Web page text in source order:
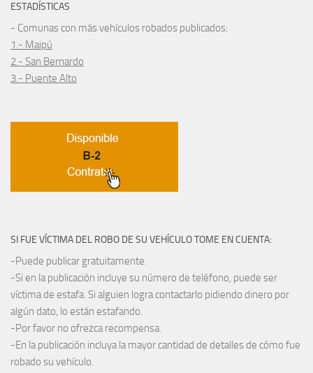
ESTADÍSTICAS
- Comunas con más vehículos robados publicados:
1.- Maipú
2.- San Bernardo
3.- Puente Alto
SI FUE VÍCTIMA DEL ROBO DE SU VEHÍCULO TOME EN CUENTA:
-Puede publicar gratuitamente.
-Si en la publicación incluye su número de teléfono, puede ser
víctima de estafa. Si alguien logra contactarlo pidiendo dinero por
algún dato, lo están estafando.
-Por favor no ofrezca recompensa.
-En la publicación incluya la mayor cantidad de detalles de cómo fue
robado su vehículo.